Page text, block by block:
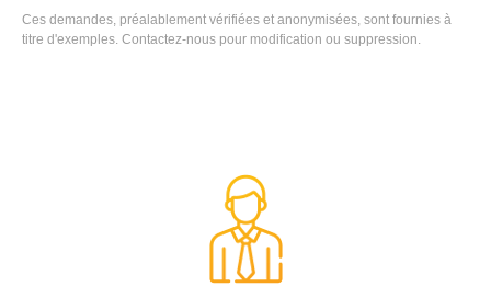
comptabilité à Saint-Fons (69190).
Ces demandes, préalablement vérifiées et anonymisées, sont fournies à
titre d'exemples. Contactez-nous pour modification ou suppression.